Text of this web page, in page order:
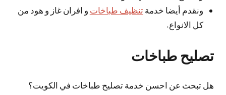
ونقدم أيضا خدمةتنظيف طباخات و افران غاز و هود من
كل الانواع.
تصليح طباخات
هل تبحث عن احسن خدمة تصليح طباخات في الكويت؟